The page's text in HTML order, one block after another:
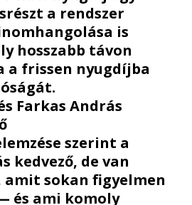
a rendszer
is
hosszabb távon
a frissen nyugdíjba
Farkas András
szerint a
kedvező, de van
amit sokan figyelmen
és ami komoly